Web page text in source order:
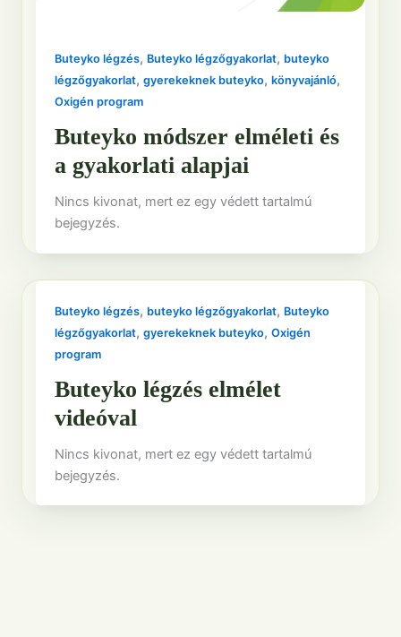
Buteyko légzés, Buteyko légzőgyakorlat, buteyko
légzőgyakorlat,gyerekeknek buteyko,könyvajánló,
Oxigén program
Buteyko módszer elméleti és
a gyakorlati alapjai
Nincs kivonat, mert ez egy védett tartalmú
bejegyzés.
Buteyko légzés, buteyko légzőgyakorlat, Buteyko
légzőgyakorlat,gyerekeknek buteyko,Oxigén
program
Buteyko légzés elmélet
videóval
Nincs kivonat, mert ez egy védett tartalmú
bejegyzés.